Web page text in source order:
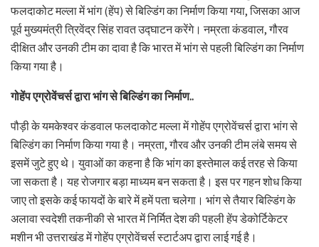
फलदाकोट मल्ला में भांग (हेंप) से बिल्डिंग का निर्माण किया गया, जिसका आज
पूर्व मुख्यमंत्री त्रिवेंद्र सिंह रावत उद्घाटन करेंगे। नम्रता कंडवाल, गौरव
दीक्षित और उनकी टीम का दावा है कि भारत में भांग से पहली बिल्डिंग का निर्माण
किया गया है।
गोहेंप एग्रोवेंचर्स द्वारा भांग से बिल्डिंग का निर्माण..
पौड़ी के यमकेश्वर कंडवाल फलदाकोट मल्ला में गोहेंप एग्रोवेंचर्स द्वारा भांग से
बिल्डिंग का निर्माण किया गया है। नम्रता, गौरव और उनकी टीम लंबे समय से
इसमें जुटे हुए थे। युवाओं का कहना है कि भांग का इस्तेमाल कई तरह से किया
जा सकता है। यह रोजगार बड़ा माध्यम बन सकता है। इस पर गहन शोध किया
जाए तो इसके कई फायदों के बारे में हमें पता चलेगा। भांग से तैयार बिल्डिंग के
अलावा स्वदेशी तकनीकी से भारत में निर्मित देश की पहली हेंप डेकोर्टिकेटर
मशीन भी उत्तराखंड में गोहेंप एग्रोवेंचर्स स्टार्टअप द्वारा लाई गई है।